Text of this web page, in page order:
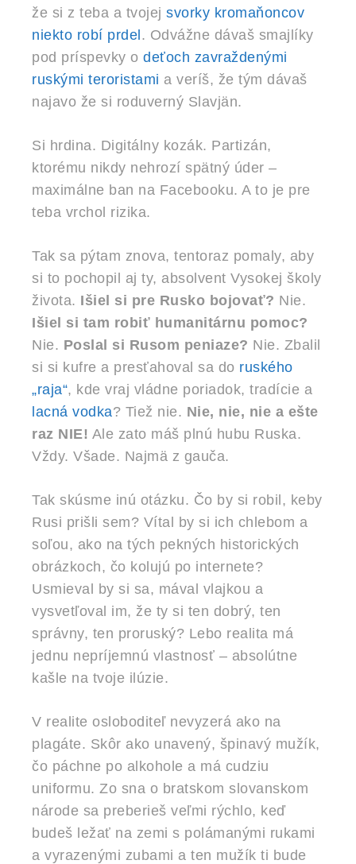
že si z teba a tvojej svorky kromaňoncov
niekto robí prdel . Odvážne dávaš smajlíky
pod príspevky o deťoch zavraždenými
ruskými teroristami a veríš, že tým dávaš
najavo že si roduverný Slavjän.
Si hrdina. Digitálny kozák. Partizán,
ktorému nikdy nehrozí spätný úder –
maximálne ban na Facebooku. A to je pre
teba vrchol rizika.
Tak sa pýtam znova, tentoraz pomaly, aby
si to pochopil aj ty, absolvent Vysokej školy
života. Išiel si pre Rusko bojovať? Nie.
Išiel si tam robiť humanitárnu pomoc?
Nie. Poslal si Rusom peniaze? Nie. Zbalil
si si kufre a presťahoval sa do ruského
„raja“, kde vraj vládne poriadok, tradície a
lacná vodka? Tiež nie. Nie, nie, nie a ešte
raz NIE! Ale zato máš plnú hubu Ruska.
Vždy. Všade. Najmä z gauča.
Tak skúsme inú otázku. Čo by si robil, keby
Rusi prišli sem? Vítal by si ich chlebom a
soľou, ako na tých pekných historických
obrázkoch, čo kolujú po internete?
Usmieval by si sa, mával vlajkou a
vysvetľoval im, že ty si ten dobrý, ten
správny, ten proruský? Lebo realita má
jednu nepríjemnú vlastnosť – absolútne
kašle na tvoje ilúzie.
V realite osloboditeľ nevyzerá ako na
plagáte. Skôr ako unavený, špinavý mužík,
čo páchne po alkohole a má cudziu
uniformu. Zo sna o bratskom slovanskom
národe sa preberieš veľmi rýchlo, keď
budeš ležať na zemi s polámanými rukami
a vyrazenými zubami a ten mužík ti bude